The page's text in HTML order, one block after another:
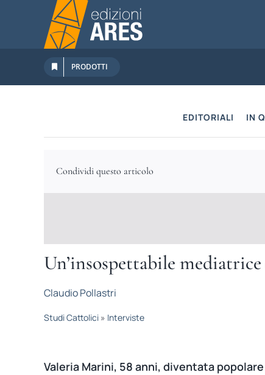
contenuto
PRODOTTI
EDITORIALI IN
Condividi questo articolo
Un’insospettabile
Claudio Pollastri
Studi Cattolici» Interviste
Valeria Marini, 58 anni, diventata